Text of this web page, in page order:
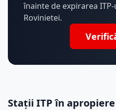
înainte de expirarea ITP-
Rovinietei.
Stații ITP în apropiere